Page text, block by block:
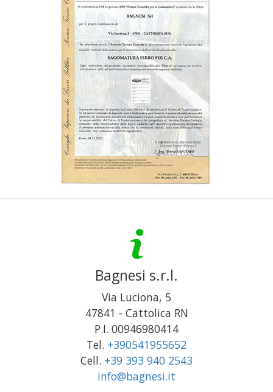
Bagnesi s.r.l.
Via Luciona, 5
47841 - Cattolica RN
P.I. 00946980414
Tel. +390541955652
Cell. +39 393 940 2543
info@bagnesi.it